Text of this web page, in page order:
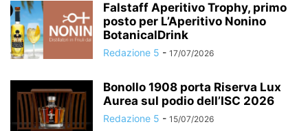
Falstaff Aperitivo Trophy, primo
posto per L’Aperitivo Nonino
BotanicalDrink
Redazione 5 - 17/07/2026
Bonollo 1908 porta Riserva Lux
Aurea sul podio dell’ISC 2026
Redazione 5 - 15/07/2026